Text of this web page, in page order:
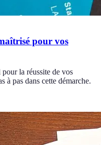
pour vos
la réussite de vos
à pas dans cette démarche.